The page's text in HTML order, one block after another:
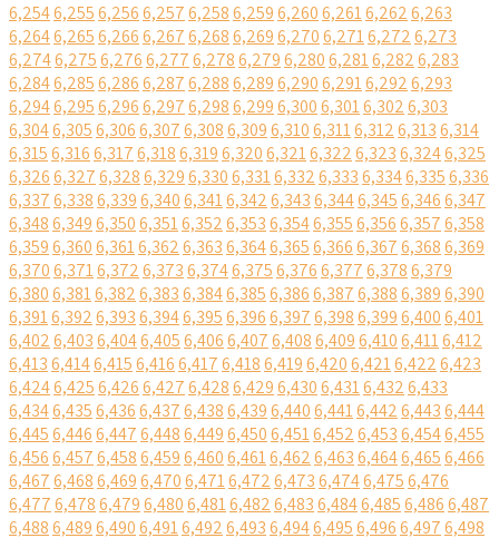
6,2546,2556,2566,2576,2586,2596,2606,2616,2626,263
6,2646,2656,2666,2676,2686,2696,2706,2716,2726,273
6,2746,2756,2766,2776,2786,2796,2806,2816,2826,283
6,2846,2856,2866,2876,2886,2896,2906,2916,2926,293
6,2946,2956,2966,2976,2986,2996,3006,3016,3026,303
6,3046,3056,3066,3076,3086,3096,3106,3116,3126,3136,314
6,3156,3166,3176,3186,3196,3206,3216,3226,3236,3246,325
6,3266,3276,3286,3296,3306,3316,3326,3336,3346,3356,336
6,3376,3386,3396,3406,3416,3426,3436,3446,3456,3466,347
6,3486,3496,3506,3516,3526,3536,3546,3556,3566,3576,358
6,3596,3606,3616,3626,3636,3646,3656,3666,3676,3686,369
6,3706,3716,3726,3736,3746,3756,3766,3776,3786,379
6,3806,3816,3826,3836,3846,3856,3866,3876,3886,3896,390
6,3916,3926,3936,3946,3956,3966,3976,3986,3996,4006,401
6,4026,4036,4046,4056,4066,4076,4086,4096,4106,4116,412
6,4136,4146,4156,4166,4176,4186,4196,4206,4216,4226,423
6,4246,4256,4266,4276,4286,4296,4306,4316,4326,433
6,4346,4356,4366,4376,4386,4396,4406,4416,4426,4436,444
6,4456,4466,4476,4486,4496,4506,4516,4526,4536,4546,455
6,4566,4576,4586,4596,4606,4616,4626,4636,4646,4656,466
6,4676,4686,4696,4706,4716,4726,4736,4746,4756,476
6,4776,4786,4796,4806,4816,4826,4836,4846,4856,4866,487
6,4886,4896,4906,4916,4926,4936,4946,4956,4966,4976,498